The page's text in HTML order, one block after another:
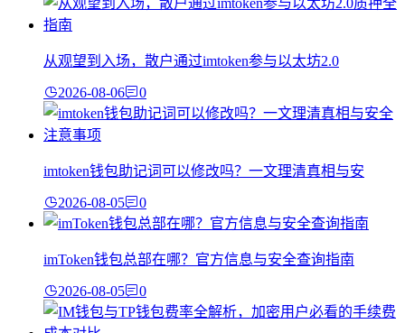
从观望到入场，散户通过imtoken参与以太坊2.0
2026-08-06 0
imtoken钱包助记词可以修改吗？一文理清真相与安
2026-08-05 0
imToken钱包总部在哪？官方信息与安全查询指南
2026-08-05 0